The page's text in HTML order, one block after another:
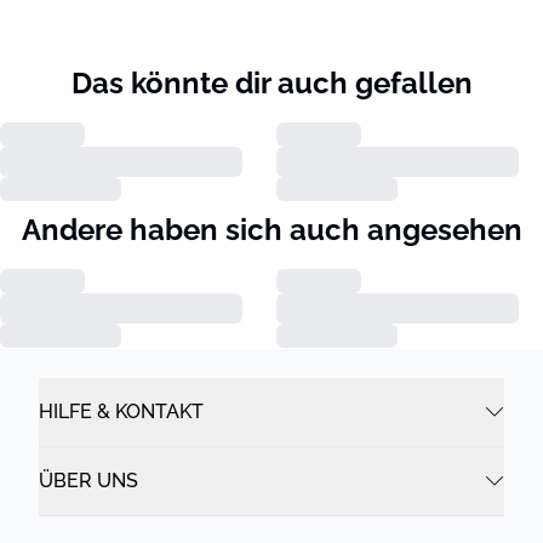
Das könnte dir auch gefallen
Andere haben sich auch angesehen
HILFE & KONTAKT
ÜBER UNS